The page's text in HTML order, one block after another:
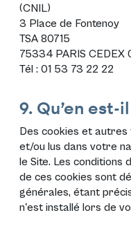
(CNIL)
3 Place de Fontenoy
TSA 80715
75334 PARIS CEDEX
Tél : 01 53 73 22 22
9. Qu’en
Des cookies et
et/ou lus dans votre
le Site. Les conditions
de ces cookies sont
générales, étant
n'est installé lors de